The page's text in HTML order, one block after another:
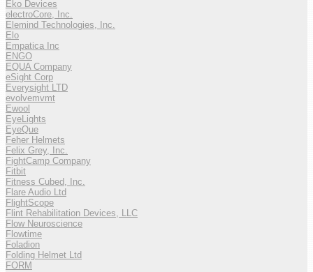
Eko Devices
electroCore, Inc.
Elemind Technologies, Inc.
Elo
Empatica Inc
ENGO
EQUA Company
eSight Corp
Everysight LTD
evolvemvmt
Ewool
EyeLights
EyeQue
Feher Helmets
Felix Grey, Inc.
FightCamp Company
Fitbit
Fitness Cubed, Inc.
Flare Audio Ltd
FlightScope
Flint Rehabilitation Devices, LLC
Flow Neuroscience
Flowtime
Foladion
Folding Helmet Ltd
FORM